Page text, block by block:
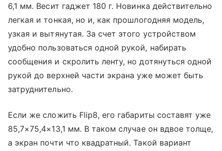
6,1 мм. Весит гаджет 180 г. Новинка действительно
легкая и тонкая, но и, как прошлогодняя модель,
узкая и вытянутая. За счет этого устройством
удобно пользоваться одной рукой, набирать
сообщения и скролить ленту, но дотянуться одной
рукой до верхней части экрана уже может быть
затруднительно.
Если же сложить Flip8, его габариты составят уже
85,7×75,4×13,1 мм. В таком случае он вдвое толще,
а экран почти что квадратный. Такой вариант